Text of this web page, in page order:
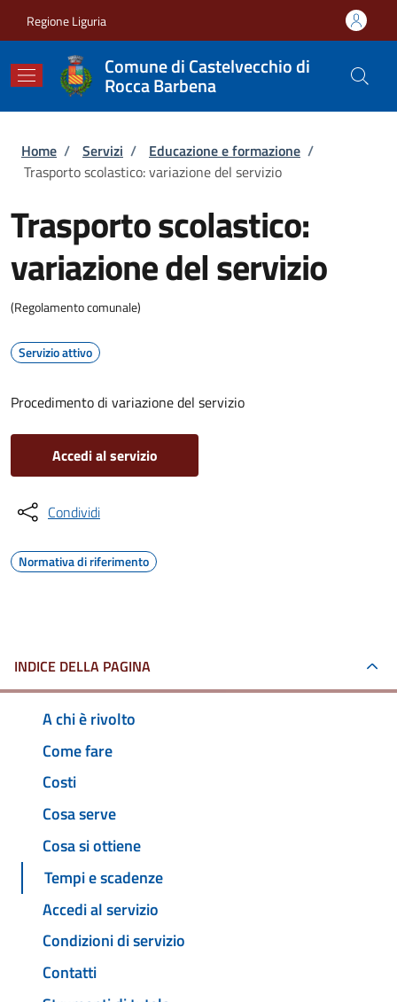
Regione Liguria
Comune di Castelvecchio di
Rocca Barbena
Briciole di pane
Home / Servizi / Educazione e formazione /
Trasporto scolastico: variazione del servizio
Trasporto scolastico:
variazione del servizio
(Regolamento comunale)
Servizio attivo
Procedimento di variazione del servizio
Accedi al servizio
Condividi
Normativa di riferimento
INDICE DELLA PAGINA
A chi è rivolto
Come fare
Costi
Cosa serve
Cosa si ottiene
Tempi e scadenze
Accedi al servizio
Condizioni di servizio
Contatti